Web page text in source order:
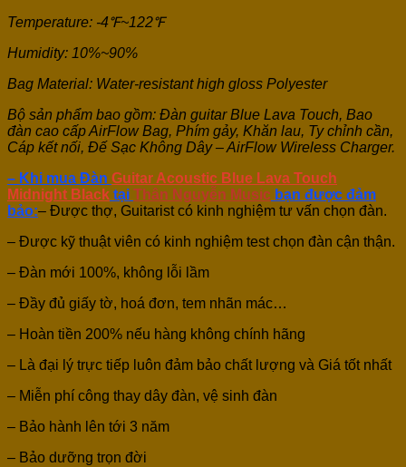
Temperature: -4℉~122℉
Humidity: 10%~90%
Bag Material: Water-resistant high gloss Polyester
Bộ sản phẩm bao gồm: Đàn guitar Blue Lava Touch, Bao
đàn cao cấp AirFlow Bag, Phím gảy, Khăn lau, Ty chỉnh cần,
Cáp kết nối, Đế Sạc Không Dây – AirFlow Wireless Charger.
– Khi mua Đàn Guitar Acoustic Blue Lava Touch
Midnight Black tại Thân Nguyễn Music bạn được đảm
bảo:– Được thợ, Guitarist có kinh nghiệm tư vấn chọn đàn.
– Được kỹ thuật viên có kinh nghiệm test chọn đàn cận thận.
– Đàn mới 100%, không lỗi lầm
– Đầy đủ giấy tờ, hoá đơn, tem nhãn mác…
– Hoàn tiền 200% nếu hàng không chính hãng
– Là đại lý trực tiếp luôn đảm bảo chất lượng và Giá tốt nhất
– Miễn phí công thay dây đàn, vệ sinh đàn
– Bảo hành lên tới 3 năm
– Bảo dưỡng trọn đời